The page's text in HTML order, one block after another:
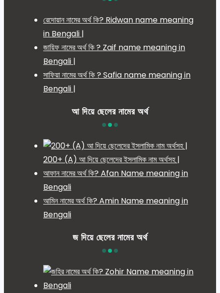
রেদোয়ান নামের অর্থ কি? Ridwan name meaning
in Bengali |
জায়িফ নামের অর্থ কি ? Zaif name meaning in
Bengali |
সাফিয়া নামের অর্থ কি ? Safia name meaning in
Bengali |
আ দিয়ে ছেলের নামের অর্থ
200+ (A) আ দিয়ে ছেলেদের ইসলামিক নাম অর্থসহ |
আফান নামের অর্থ কি? Afan Name meaning in
Bengali
আমিন নামের অর্থ কি? Amin Name meaning in
Bengali
জ দিয়ে ছেলের নামের অর্থ